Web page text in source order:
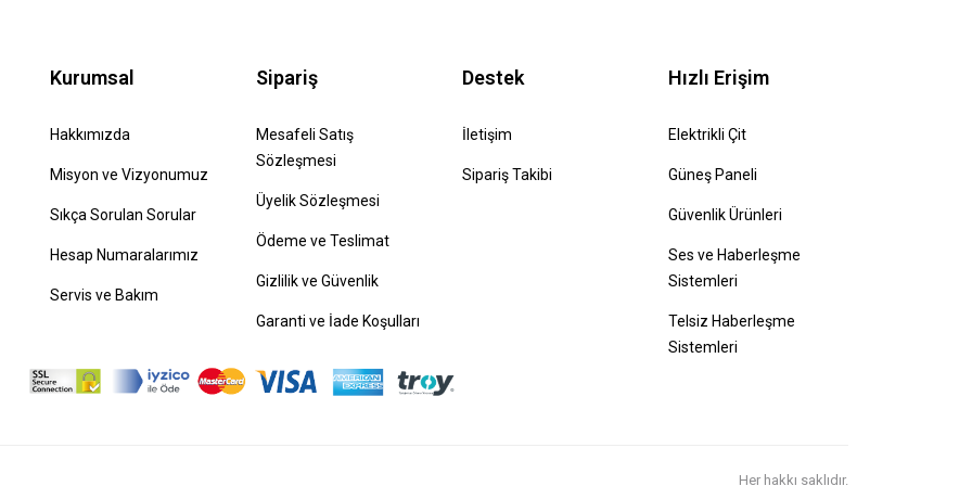
Kurumsal
Hakkımızda
Misyon ve Vizyonumuz
Sıkça Sorulan Sorular
Hesap Numaralarımız
Servis ve Bakım
Sipariş
Mesafeli Satış
Sözleşmesi
Üyelik Sözleşmesi
Ödeme ve Teslimat
Gizlilik ve Güvenlik
Garanti ve İade Koşulları
Destek
İletişim
Sipariş Takibi
Hızlı Erişim
Elektrikli Çit
Güneş Paneli
Güvenlik Ürünleri
Ses ve Haberleşme
Sistemleri
Telsiz Haberleşme
Sistemleri
Her hakkı saklıdır.